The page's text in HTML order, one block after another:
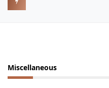
Miscellaneous